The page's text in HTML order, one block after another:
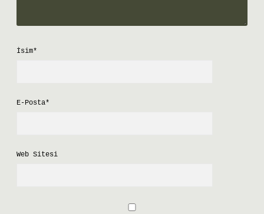
İsim*
E-Posta*
Web Sitesi